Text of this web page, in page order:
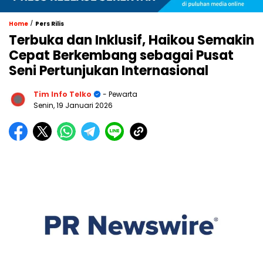
Home / Pers Rilis
Terbuka dan Inklusif, Haikou Semakin
Cepat Berkembang sebagai Pusat
Seni Pertunjukan Internasional
Tim Info Telko
- Pewarta
Senin, 19 Januari 2026